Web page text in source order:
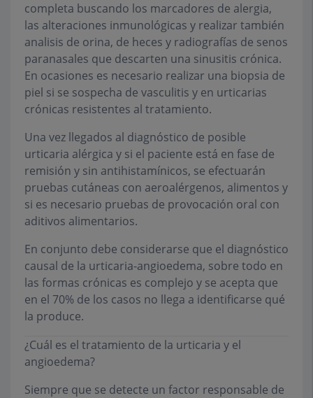
completa buscando los marcadores de alergia,
las alteraciones inmunológicas y realizar también
analisis de orina, de heces y radiografías de senos
paranasales que descarten una sinusitis crónica.
En ocasiones es necesario realizar una biopsia de
piel si se sospecha de vasculitis y en urticarias
crónicas resistentes al tratamiento.
Una vez llegados al diagnóstico de posible
urticaria alérgica y si el paciente está en fase de
remisión y sin antihistamínicos, se efectuarán
pruebas cutáneas con aeroalérgenos, alimentos y
si es necesario pruebas de provocación oral con
aditivos alimentarios.
En conjunto debe considerarse que el diagnóstico
causal de la urticaria-angioedema, sobre todo en
las formas crónicas es complejo y se acepta que
en el 70% de los casos no llega a identificarse qué
la produce.
¿Cuál es el tratamiento de la urticaria y el
angioedema?
Siempre que se detecte un factor responsable de